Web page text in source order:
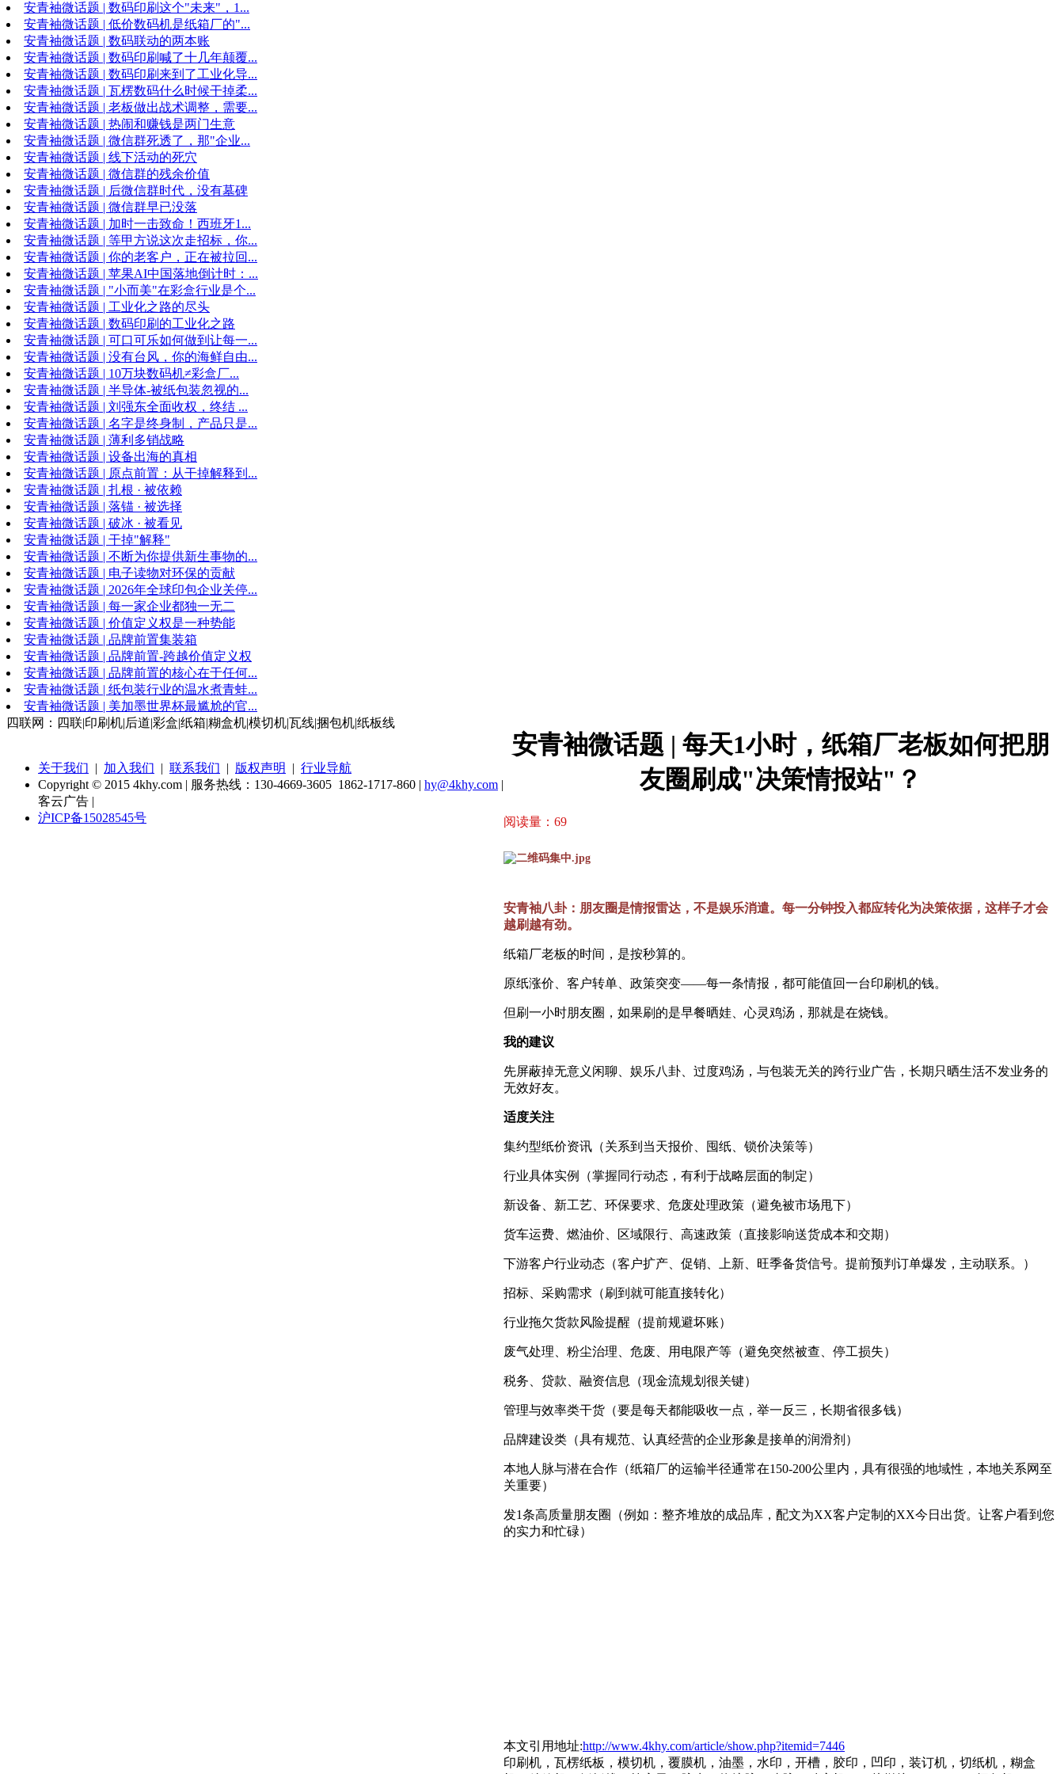
安青袖微话题 | 数码印刷这个"未来"，1...
安青袖微话题 | 低价数码机是纸箱厂的"...
安青袖微话题 | 数码联动的两本账
安青袖微话题 | 数码印刷喊了十几年颠覆...
安青袖微话题 | 数码印刷来到了工业化导...
安青袖微话题 | 瓦楞数码什么时候干掉柔...
安青袖微话题 | 老板做出战术调整，需要...
安青袖微话题 | 热闹和赚钱是两门生意
安青袖微话题 | 微信群死透了，那"企业...
安青袖微话题 | 线下活动的死穴
安青袖微话题 | 微信群的残余价值
安青袖微话题 | 后微信群时代，没有墓碑
安青袖微话题 | 微信群早已没落
安青袖微话题 | 加时一击致命！西班牙1...
安青袖微话题 | 等甲方说这次走招标，你...
安青袖微话题 | 你的老客户，正在被拉回...
安青袖微话题 | 苹果AI中国落地倒计时：...
安青袖微话题 | "小而美"在彩盒行业是个...
安青袖微话题 | 工业化之路的尽头
安青袖微话题 | 数码印刷的工业化之路
安青袖微话题 | 可口可乐如何做到让每一...
安青袖微话题 | 没有台风，你的海鲜自由...
安青袖微话题 | 10万块数码机≠彩盒厂...
安青袖微话题 | 半导体-被纸包装忽视的...
安青袖微话题 | 刘强东全面收权，终结 ...
安青袖微话题 | 名字是终身制，产品只是...
安青袖微话题 | 薄利多销战略
安青袖微话题 | 设备出海的真相
安青袖微话题 | 原点前置：从干掉解释到...
安青袖微话题 | 扎根 · 被依赖
安青袖微话题 | 落锚 · 被选择
安青袖微话题 | 破冰 · 被看见
安青袖微话题 | 干掉"解释"
安青袖微话题 | 不断为你提供新生事物的...
安青袖微话题 | 电子读物对环保的贡献
安青袖微话题 | 2026年全球印包企业关停...
安青袖微话题 | 每一家企业都独一无二
安青袖微话题 | 价值定义权是一种势能
安青袖微话题 | 品牌前置集装箱
安青袖微话题 | 品牌前置-跨越价值定义权
安青袖微话题 | 品牌前置的核心在于任何...
安青袖微话题 | 纸包装行业的温水煮青蛙...
安青袖微话题 | 美加墨世界杯最尴尬的官...
安青袖微话题 | 每天1小时，纸箱厂老板如何把朋
友圈刷成"决策情报站"？
阅读量： 69
安青袖八卦：朋友圈是情报雷达，不是娱乐消遣。每一分钟投入都应转化为决策依据，这样子才会
越刷越有劲。
纸箱厂老板的时间，是按秒算的。
原纸涨价、客户转单、政策突变——每一条情报，都可能值回一台印刷机的钱。
但刷一小时朋友圈，如果刷的是早餐晒娃、心灵鸡汤，那就是在烧钱。
我的建议
先屏蔽掉无意义闲聊、娱乐八卦、过度鸡汤，与包装无关的跨行业广告，长期只晒生活不发业务的
无效好友。
适度关注
集约型纸价资讯（关系到当天报价、囤纸、锁价决策等）
行业具体实例（掌握同行动态，有利于战略层面的制定）
新设备、新工艺、环保要求、危废处理政策（避免被市场甩下）
货车运费、燃油价、区域限行、高速政策（直接影响送货成本和交期）
下游客户行业动态（客户扩产、促销、上新、旺季备货信号。提前预判订单爆发，主动联系。）
招标、采购需求（刷到就可能直接转化）
行业拖欠货款风险提醒（提前规避坏账）
废气处理、粉尘治理、危废、用电限产等（避免突然被查、停工损失）
税务、贷款、融资信息（现金流规划很关键）
管理与效率类干货（要是每天都能吸收一点，举一反三，长期省很多钱）
品牌建设类（具有规范、认真经营的企业形象是接单的润滑剂）
本地人脉与潜在合作（纸箱厂的运输半径通常在150-200公里内，具有很强的地域性，本地关系网至
关重要）
发1条高质量朋友圈（例如：整齐堆放的成品库，配文为XX客户定制的XX今日出货。让客户看到您
的实力和忙碌）
本文引用地址:http://www.4khy.com/article/show.php?itemid=7446
印刷机，瓦楞纸板，模切机，覆膜机，油墨，水印，开槽，胶印，凹印，装订机，切纸机，糊盒
四联网：四联|印刷机|后道|彩盒|纸箱|糊盒机|模切机|瓦线|捆包机|纸板线
关于我们 | 加入我们 | 联系我们 | 版权声明 | 行业导航
Copyright © 2015 4khy.com | 服务热线：130-4669-3605 1862-1717-860 | hy@4khy.com |
客云广告 |
沪ICP备15028545号